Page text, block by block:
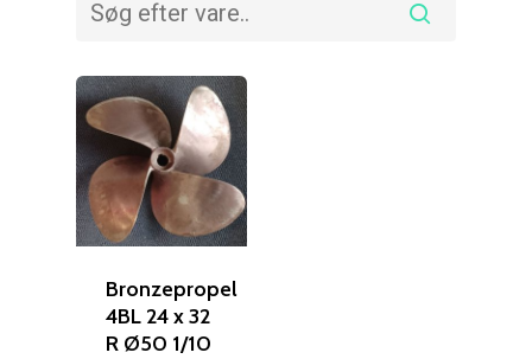
Bronzepropel
4BL 24 x 32
R Ø50 1/10